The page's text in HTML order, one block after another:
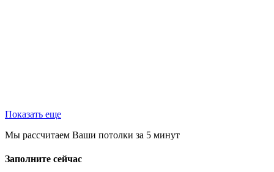
Показать еще
Мы рассчитаем Ваши потолки за 5 минут
Заполните сейчас